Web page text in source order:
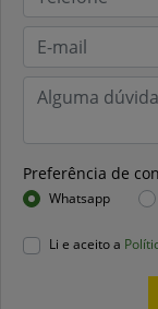
Preferência de
Whatsapp
Li e aceito a